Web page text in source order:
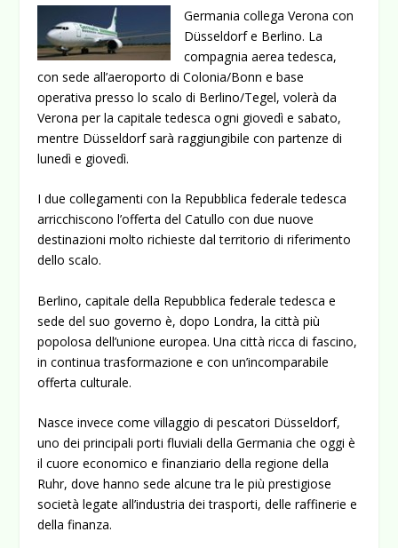
Germania collega Verona con
Düsseldorf e Berlino. La
compagnia aerea tedesca,
con sede all’aeroporto di Colonia/Bonn e base
operativa presso lo scalo di Berlino/Tegel, volerà da
Verona per la capitale tedesca ogni giovedì e sabato,
mentre Düsseldorf sarà raggiungibile con partenze di
lunedì e giovedì.
I due collegamenti con la Repubblica federale tedesca
arricchiscono l’offerta del Catullo con due nuove
destinazioni molto richieste dal territorio di riferimento
dello scalo.
Berlino, capitale della Repubblica federale tedesca e
sede del suo governo è, dopo Londra, la città più
popolosa dell’unione europea. Una città ricca di fascino,
in continua trasformazione e con un’incomparabile
offerta culturale.
Nasce invece come villaggio di pescatori Düsseldorf,
uno dei principali porti fluviali della Germania che oggi è
il cuore economico e finanziario della regione della
Ruhr, dove hanno sede alcune tra le più prestigiose
società legate all’industria dei trasporti, delle raffinerie e
della finanza.